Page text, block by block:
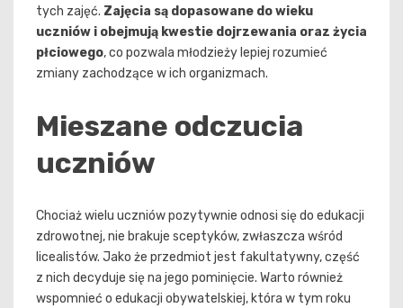
tych zajęć. Zajęcia są dopasowane do wieku
uczniów i obejmują kwestie dojrzewania oraz życia
płciowego, co pozwala młodzieży lepiej rozumieć
zmiany zachodzące w ich organizmach.
Mieszane odczucia
uczniów
Chociaż wielu uczniów pozytywnie odnosi się do edukacji
zdrowotnej, nie brakuje sceptyków, zwłaszcza wśród
licealistów. Jako że przedmiot jest fakultatywny, część
z nich decyduje się na jego pominięcie. Warto również
wspomnieć o edukacji obywatelskiej, która w tym roku